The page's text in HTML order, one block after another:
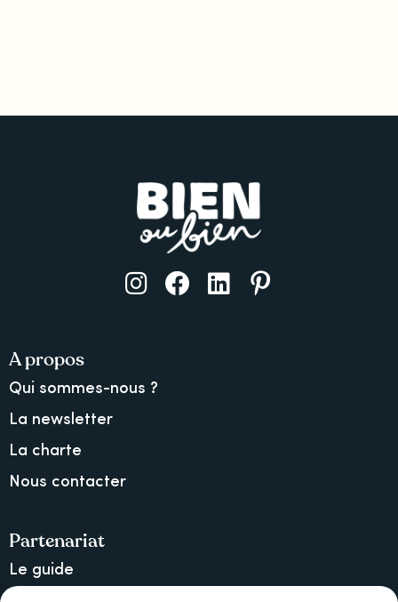
A propos
Qui sommes-nous ?
La newsletter
La charte
Nous contacter
Partenariat
Le guide